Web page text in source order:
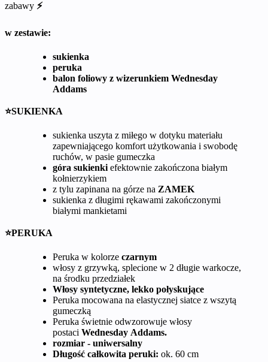
zabawy ⚡
w zestawie:
sukienka
peruka
balon foliowy z wizerunkiem Wednesday
Addams
⭐SUKIENKA
sukienka uszyta z miłego w dotyku materiału
zapewniającego komfort użytkowania i swobodę
ruchów, w pasie gumeczka
góra sukienki efektownie zakończona białym
kołnierzykiem
z tylu zapinana na górze na ZAMEK
sukienka z długimi rękawami zakończonymi
białymi mankietami
⭐PERUKA
Peruka w kolorze czarnym
włosy z grzywką, splecione w 2 długie warkocze,
na środku przedziałek
Włosy syntetyczne, lekko połyskujące
Peruka mocowana na elastycznej siatce z wszytą
gumeczką
Peruka świetnie odwzorowuje włosy
postaci Wednesday Addams.
rozmiar - uniwersalny
Długość całkowita peruki: ok. 60 cm